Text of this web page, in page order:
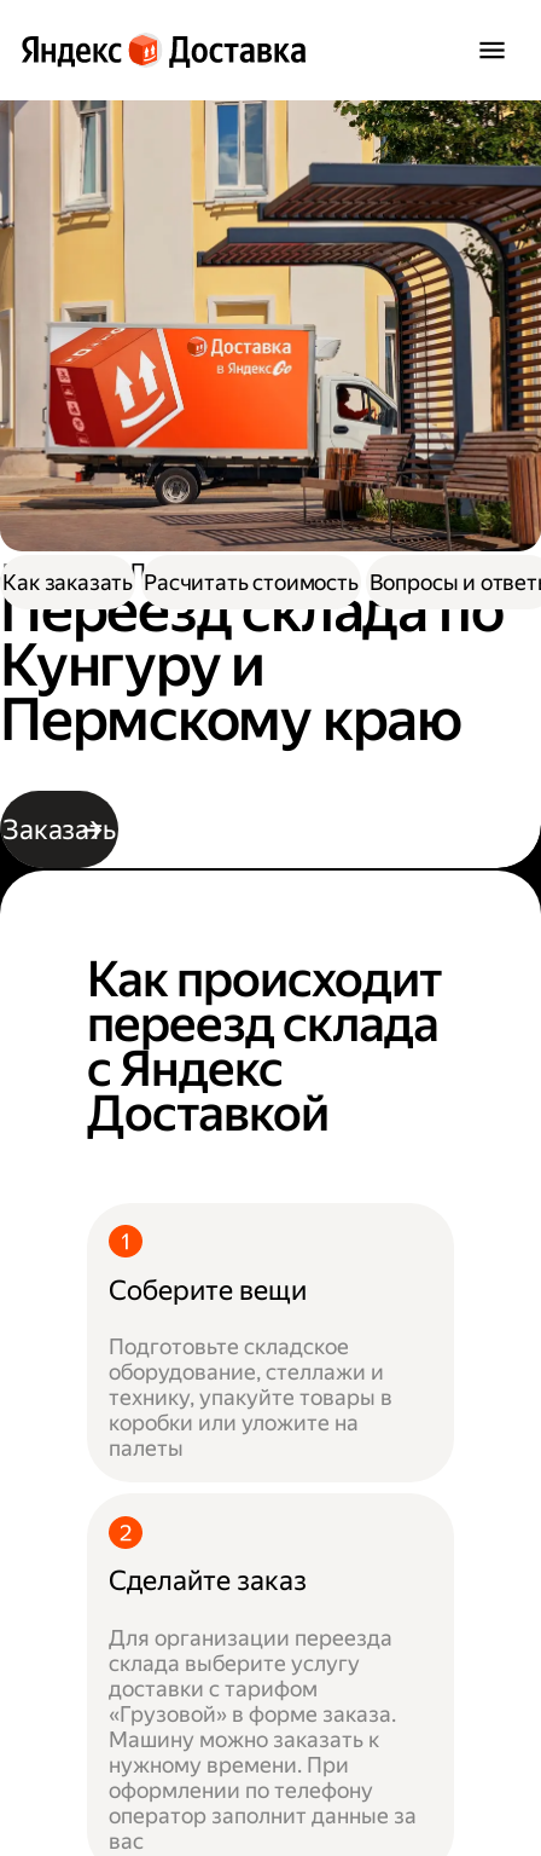
Доставка Переезд склада
Переезд склада по
Кунгуру и
Пермскому краю
Заказать
Как заказать Расчитать стоимость Вопросы и
Как происходит
переезд склада
с Яндекс
Доставкой
Соберите вещи
Подготовьте складское
оборудование, стеллажи и
технику, упакуйте товары в
коробки или уложите на
палеты
Сделайте заказ
Для организации переезда
склада выберите услугу
доставки с тарифом
«Грузовой» в форме заказа.
Машину можно заказать к
нужному времени. При
оформлении по телефону
оператор заполнит данные за
вас